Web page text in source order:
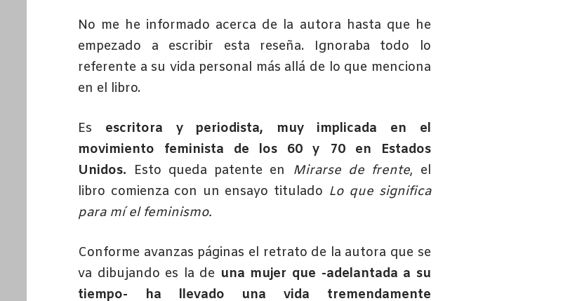
No me he informado acerca de la autora hasta que he
empezado a escribir esta reseña. Ignoraba todo lo
referente a su vida personal más allá de lo que menciona
en el libro.
Es escritora y periodista, muy implicada en el
movimiento feminista de los 60 y 70 en Estados
Unidos. Esto queda patente en Mirarse de frente, el
libro comienza con un ensayo titulado Lo que significa
para mí el feminismo.
Conforme avanzas páginas el retrato de la autora que se
va dibujando es la de una mujer que -adelantada a su
tiempo- ha llevado una vida tremendamente